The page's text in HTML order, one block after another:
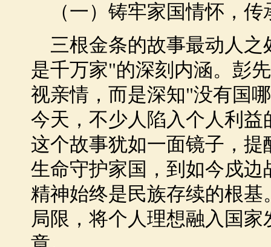
（一）铸牢家国情怀，传
三根金条的故事最动人之
是千万家"的深刻内涵。彭
视亲情，而是深知"没有国
今天，不少人陷入个人利
这个故事犹如一面镜子，
生命守护家国，到如今戍
精神始终是民族存续的根
局限，将个人理想融入国